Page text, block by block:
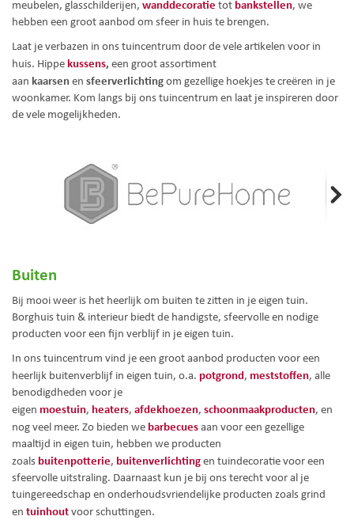
meubelen, glasschilderijen, wanddecoratie tot bankstellen, we
hebben een groot aanbod om sfeer in huis te brengen.
Laat je verbazen in ons tuincentrum door de vele artikelen voor in
huis. Hippe kussens, een groot assortiment
aan kaarsenen sfeerverlichtingom gezellige hoekjes te creëren in je
woonkamer. Kom langs bij ons tuincentrum en laat je inspireren door
de vele mogelijkheden.
Buiten
Bij mooi weer is het heerlijk om buiten te zitten in je eigen tuin.
Borghuis tuin & interieur biedt de handigste, sfeervolle en nodige
producten voor een fijn verblijf in je eigen tuin.
In ons tuincentrum vind je een groot aanbod producten voor een
heerlijk buitenverblijf in eigen tuin, o.a. potgrond, meststoffen, alle
benodigdheden voor je
eigen moestuin, heaters, afdekhoezen, schoonmaakproducten, en
nog veel meer. Zo bieden we barbecuesaan voor een gezellige
maaltijd in eigen tuin, hebben we producten
zoals buitenpotterie, buitenverlichtingen tuindecoratie voor een
sfeervolle uitstraling. Daarnaast kun je bij ons terecht voor al je
tuingereedschap en onderhoudsvriendelijke producten zoals grind
en tuinhoutvoor schuttingen.